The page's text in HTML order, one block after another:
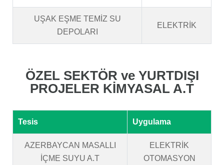
UŞAK EŞME TEMİZ SU
DEPOLARI
ELEKTRİK
ÖZEL SEKTÖR ve YURTDIŞI
PROJELER KİMYASAL A.T
Tesis Uygulama
AZERBAYCAN MASALLI
İÇME SUYU A.T
ELEKTRİK
OTOMASYON